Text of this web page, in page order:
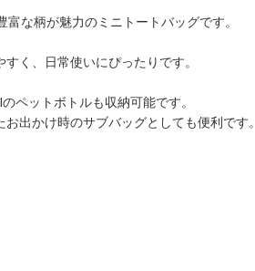
な柄が魅力のミニトートバッグです。
く、日常使いにぴったりです。
ペットボトルも収納可能です。
出かけ時のサブバッグとしても便利です。